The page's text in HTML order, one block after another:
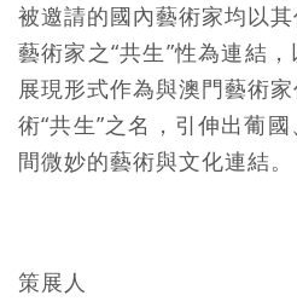
被邀請的國內藝術家均以
藝術家之“共生”性為連結
展現形式作為與澳門藝術
術“共生”之名，引伸出葡
間微妙的藝術與文化連結。
策展人